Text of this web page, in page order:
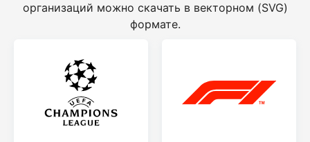
организаций можно скачать в векторном (SVG)
формате.